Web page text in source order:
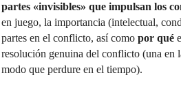
partes «invisibles» que impulsan los
en juego, la importancia (intelectual,
partes en el conflicto, así como por qué
resolución genuina del conflicto (una en
modo que perdure en el tiempo).